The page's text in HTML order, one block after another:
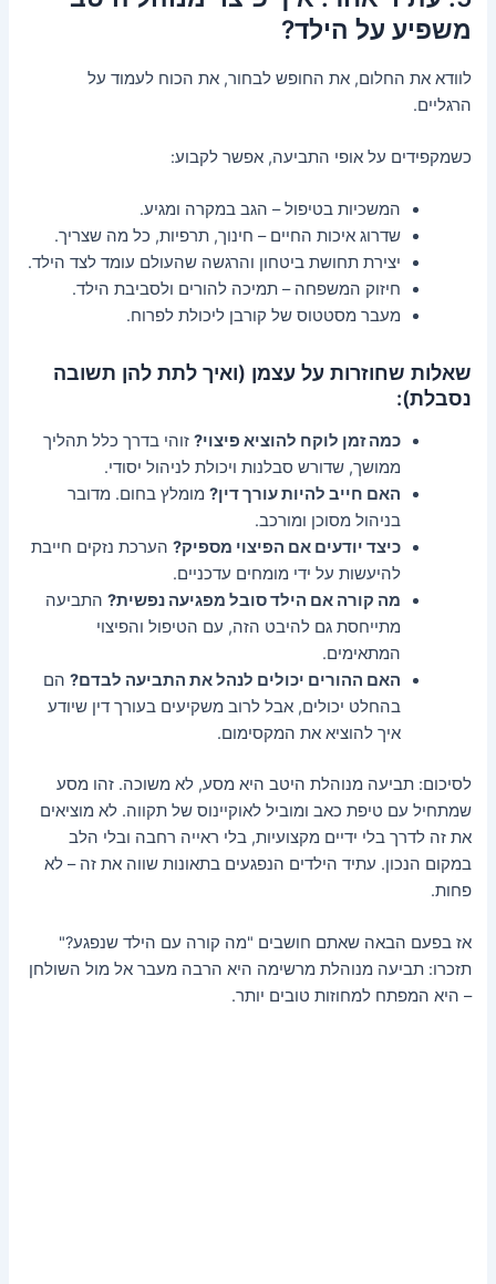
משפיע על הילד?
לוודא את החלום, את החופש לבחור, את הכוח לעמוד על
הרגליים.
כשמקפידים על אופי התביעה, אפשר לקבוע:
המשכיות בטיפול – הגב במקרה ומגיע.
שדרוג איכות החיים – חינוך, תרפיות, כל מה שצריך.
יצירת תחושת ביטחון והרגשה שהעולם עומד לצד הילד.
חיזוק המשפחה – תמיכה להורים ולסביבת הילד.
מעבר מסטטוס של קורבן ליכולת לפרוח.
שאלות שחוזרות על עצמן (ואיך לתת להן תשובה
נסבלת):
כמה זמן לוקח להוציא פיצוי? זוהי בדרך כלל תהליך
ממושך, שדורש סבלנות ויכולת לניהול יסודי.
האם חייב להיות עורך דין? מומלץ בחום. מדובר
בניהול מסוכן ומורכב.
כיצד יודעים אם הפיצוי מספיק? הערכת נזקים חייבת
להיעשות על ידי מומחים עדכניים.
מה קורה אם הילד סובל מפגיעה נפשית? התביעה
מתייחסת גם להיבט הזה, עם הטיפול והפיצוי
המתאימים.
האם ההורים יכולים לנהל את התביעה לבדם? הם
בהחלט יכולים, אבל לרוב משקיעים בעורך דין שיודע
איך להוציא את המקסימום.
לסיכום: תביעה מנוהלת היטב היא מסע, לא משוכה. זהו מסע
שמתחיל עם טיפת כאב ומוביל לאוקיינוס של תקווה. לא מוציאים
את זה לדרך בלי ידיים מקצועיות, בלי ראייה רחבה ובלי הלב
במקום הנכון. עתיד הילדים הנפגעים בתאונות שווה את זה – לא
פחות.
אז בפעם הבאה שאתם חושבים "מה קורה עם הילד שנפגע?"
תזכרו: תביעה מנוהלת מרשימה היא הרבה מעבר אל מול השולחן
– היא המפתח למחוזות טובים יותר.